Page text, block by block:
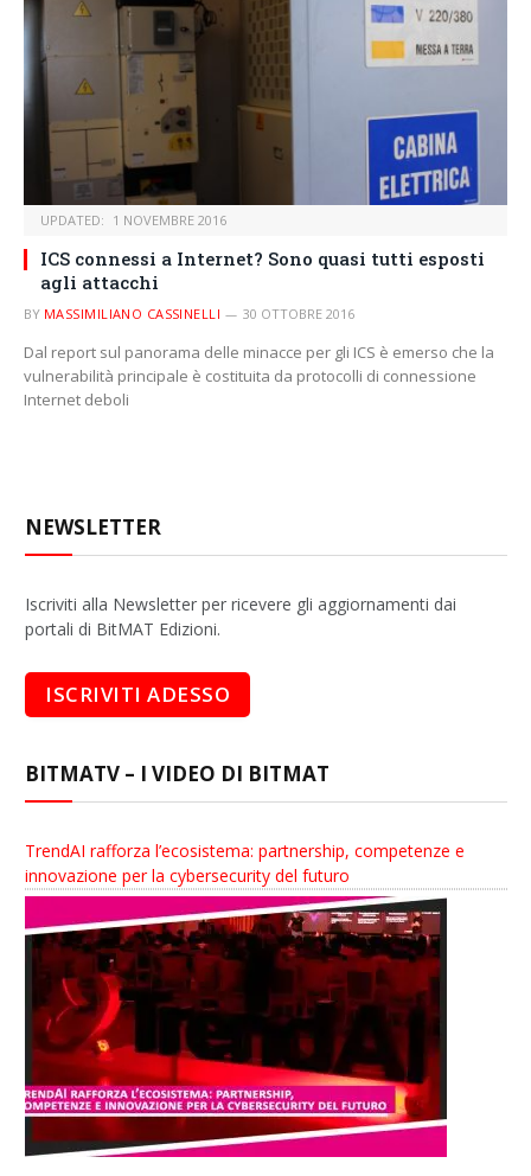
UPDATED: 1 NOVEMBRE 2016
ICS connessi a Internet? Sono quasi tutti esposti
agli attacchi
BY MASSIMILIANO CASSINELLI 30 OTTOBRE 2016
Dal report sul panorama delle minacce per gli ICS è emerso che la
vulnerabilità principale è costituita da protocolli di connessione
Internet deboli
NEWSLETTER
Iscriviti alla Newsletter per ricevere gli aggiornamenti dai
portali di BitMAT Edizioni.
BITMATV – I VIDEO DI BITMAT
TrendAI rafforza l’ecosistema: partnership, competenze e
innovazione per la cybersecurity del futuro